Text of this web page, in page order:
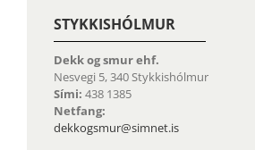
STYKKISHÓLMUR
Dekk og smur ehf.
Nesvegi 5, 340 Stykkishólmur
Sími: 438 1385
Netfang:
dekkogsmur@simnet.is